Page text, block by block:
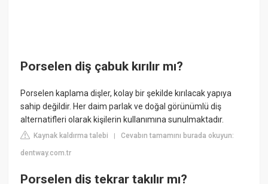
Porselen diş çabuk kırılır mı?
Porselen kaplama dişler, kolay bir şekilde kırılacak yapıya
sahip değildir. Her daim parlak ve doğal görünümlü diş
alternatifleri olarak kişilerin kullanımına sunulmaktadır.
Kaynak kaldırma talebi |Cevabın tamamını burada okuyun:
dentway.com.tr
Porselen diş tekrar takılır mı?